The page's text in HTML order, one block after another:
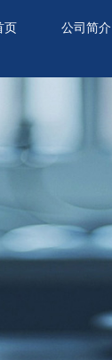
页 公司简介